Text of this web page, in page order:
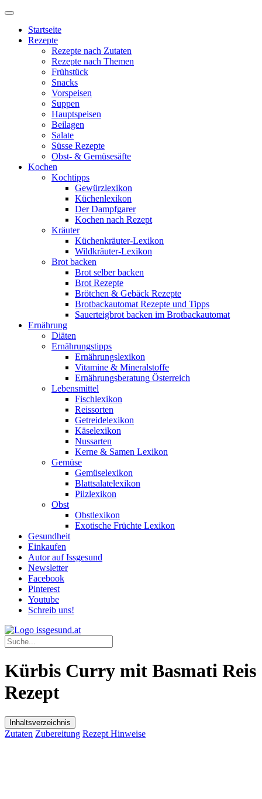
Startseite
Rezepte
Rezepte nach Zutaten
Rezepte nach Themen
Frühstück
Snacks
Vorspeisen
Suppen
Hauptspeisen
Beilagen
Salate
Süsse Rezepte
Obst- & Gemüsesäfte
Kochen
Kochtipps
Gewürzlexikon
Küchenlexikon
Der Dampfgarer
Kochen nach Rezept
Kräuter
Küchenkräuter-Lexikon
Wildkräuter-Lexikon
Brot backen
Brot selber backen
Brot Rezepte
Brötchen & Gebäck Rezepte
Brotbackautomat Rezepte und Tipps
Sauerteigbrot backen im Brotbackautomat
Ernährung
Diäten
Ernährungstipps
Ernährungslexikon
Vitamine & Mineralstoffe
Ernährungsberatung Österreich
Lebensmittel
Fischlexikon
Reissorten
Getreidelexikon
Käselexikon
Nussarten
Kerne & Samen Lexikon
Gemüse
Gemüselexikon
Blattsalatelexikon
Pilzlexikon
Obst
Obstlexikon
Exotische Früchte Lexikon
Gesundheit
Einkaufen
Autor auf Issgesund
Newsletter
Facebook
Pinterest
Youtube
Schreib uns!
Kürbis Curry mit Basmati Reis
Rezept
Inhaltsverzeichnis
Zutaten Zubereitung Rezept Hinweise